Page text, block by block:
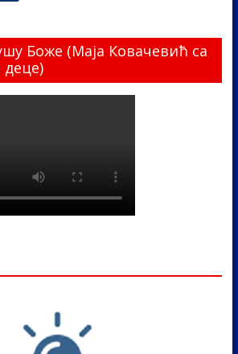
Боже (Маја Ковачевић са
деце)